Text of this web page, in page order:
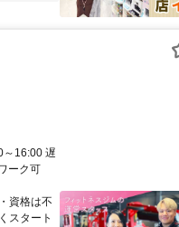
～16:00 遅
ーク可
資格は不
スタート